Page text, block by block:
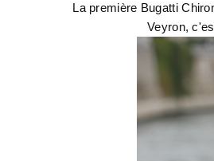
La première Bugatti
Veyron,